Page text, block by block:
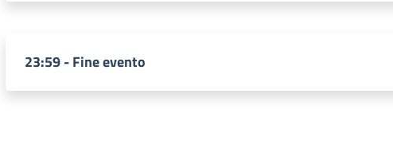
23:59 - Fine evento